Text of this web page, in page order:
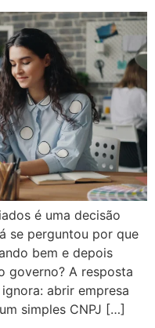
é uma decisão
se perguntou por que
bem e depois
governo? A resposta
abrir empresa
simples CNPJ […]